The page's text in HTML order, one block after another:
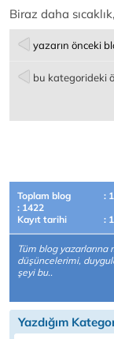
Biraz daha
yazarın önceki
bu kategorideki
Toplam blog
:
: 1422
Kayıt tarihi
:
Tüm blog
düşüncelerimi,
şeyi bu..
Yazdığım